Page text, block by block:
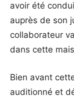
avoir été
auprès de son
collaborateur
dans cette
Bien avant
auditionné et